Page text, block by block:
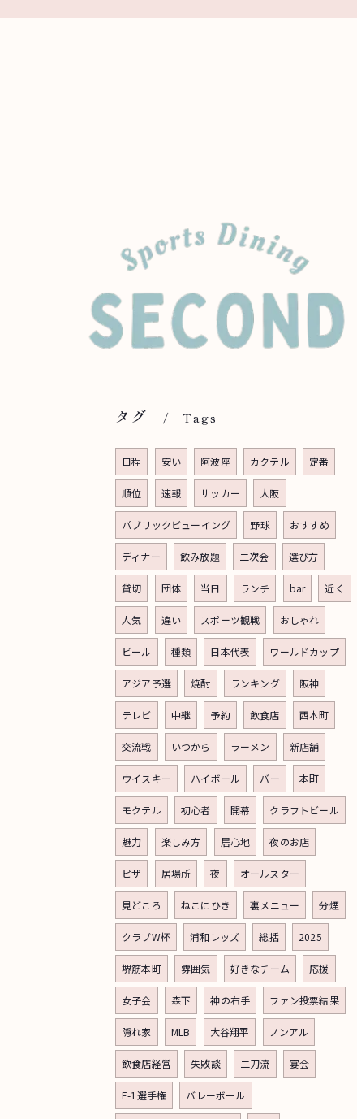
タグ Tags
日程 安い 阿波座 カクテル 定番
順位 速報 サッカー 大阪
パブリックビューイング 野球 おすすめ
ディナー 飲み放題 二次会 選び方
貸切 団体 当日 ランチ bar 近く
人気 違い スポーツ観戦 おしゃれ
ビール 種類 日本代表 ワールドカップ
アジア予選 焼酎 ランキング 阪神
テレビ 中継 予約 飲食店 西本町
交流戦 いつから ラーメン 新店舗
ウイスキー ハイボール バー 本町
モクテル 初心者 開幕 クラフトビール
魅力 楽しみ方 居心地 夜のお店
ピザ 居場所 夜 オールスター
見どころ ねこにひき 裏メニュー 分煙
クラブW杯 浦和レッズ 総括 2025
堺筋本町 雰囲気 好きなチーム 応援
女子会 森下 神の右手 ファン投票結果
隠れ家 MLB 大谷翔平 ノンアル
飲食店経営 失敗談 二刀流 宴会
E-1選手権 バレーボール